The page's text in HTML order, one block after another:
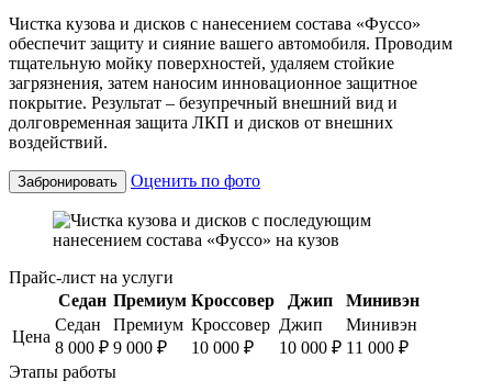
Чистка кузова и дисков с нанесением состава «Фуссо»
обеспечит защиту и сияние вашего автомобиля. Проводим
тщательную мойку поверхностей, удаляем стойкие
загрязнения, затем наносим инновационное защитное
покрытие. Результат – безупречный внешний вид и
долговременная защита ЛКП и дисков от внешних
воздействий.
Забронировать Оценить по фото
Прайс-лист на услуги
Седан Премиум Кроссовер Джип
Минивэн
Цена
Седан
8 000 ₽
Премиум
9 000 ₽
Кроссовер
10 000 ₽
Джип
10 000 ₽
Минивэн
11 000 ₽
Этапы работы